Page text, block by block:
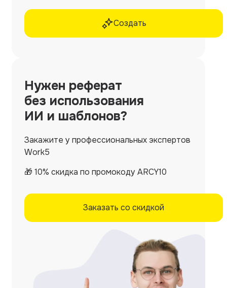
Создать
Нужен реферат
без использования
ИИ и шаблонов?
Закажите у профессиональных экспертов
Work5
🎁 10% скидка по промокоду ARCY10
Заказать со скидкой